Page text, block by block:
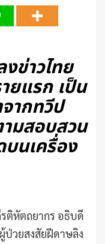
ข่าวไทย
ยแรก เป็น
ากทวีป
มสอบสวน
นเครื่อง
ติหัตถยากร อธิบดี
วยสงสัยฝีดาษลิง